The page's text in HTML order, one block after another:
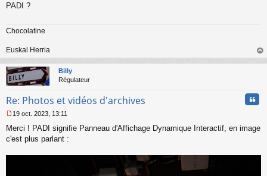
s
g
n
o
n
l
u
PADI ?
Chocolatine
Euskal Herria
au
Billy
Régulateur
Re: Photos et vidéos d'archives
e
s
a
19 oct. 2023, 13:11
Merci ! PADI signifie Panneau d'Affichage Dynamique Interactif, en image
c'est plus parlant :